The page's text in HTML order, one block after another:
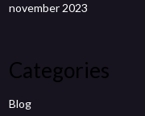
november 2023
Categories
Blog